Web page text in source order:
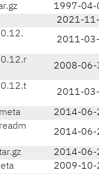
1997-04-
2021-11-
2011-03-
0.12.r
2008-06-
0.12.t
2011-03-
2014-06-
2014-06-
2014-06-
2009-10-